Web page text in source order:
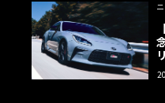
パフォーマンスを追求す
を示すコンセプトカー「
れる。これは、AMGが独